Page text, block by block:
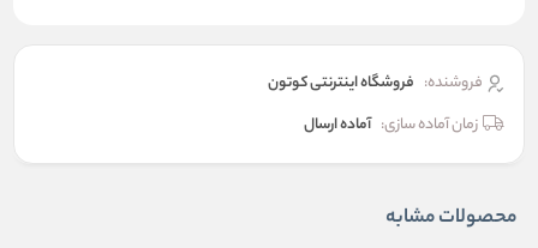
فروشنده: فروشگاه اینترنتی کوتون
زمان آماده سازی: آماده ارسال
محصولات مشابه